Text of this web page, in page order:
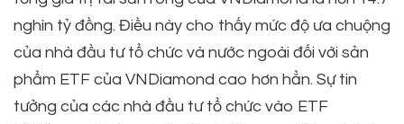
nghìn tỷ đồng. Điều này cho thấy mức độ ưa chuộng
của nhà đầu tư tổ chức và nước ngoài đối với sản
phẩm ETF của VNDiamond cao hơn hẳn. Sự tin
tưởng của các nhà đầu tư tổ chức vào ETF